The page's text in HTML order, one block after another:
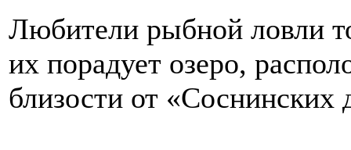
Любители рыбной ловли
их порадует озеро,
близости от «Соснинских